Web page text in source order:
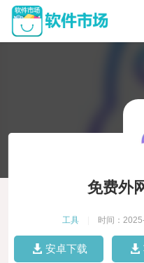
免费外
工具 时间：
安卓下载